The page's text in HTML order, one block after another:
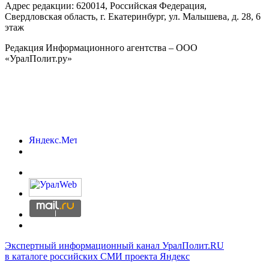
Адрес редакции: 620014, Российская Федерация,
Свердловская область, г. Екатеринбург, ул. Малышева, д. 28, 6
этаж
Редакция Информационного агентства – ООО
«УралПолит.ру»
Экспертный информационный канал УралПолит.RU
в каталоге российских СМИ проекта Яндекс